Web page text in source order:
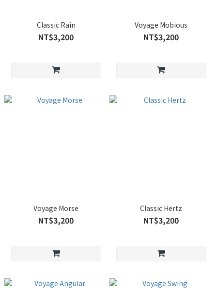
Classic Rain
NT$3,200
Voyage Mobious
NT$3,200
Voyage Morse
NT$3,200
Classic Hertz
NT$3,200